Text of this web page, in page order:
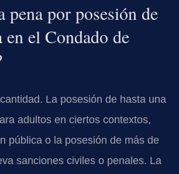
pena por posesión de
en el Condado de
La posesión de hasta una
adultos en ciertos contextos,
pública o la posesión de más de
sanciones civiles o penales. La